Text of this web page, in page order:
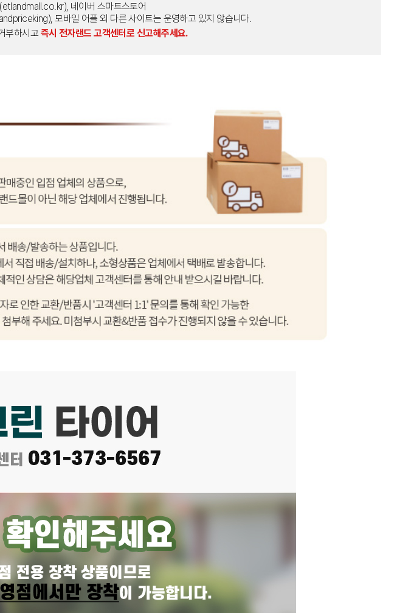
네이버 스마트스토어
모바일 어플 외 다른 사이트는 운영하고 있지 않습니다.
부하시고 즉시 전자랜드 고객센터로 신고해주세요.